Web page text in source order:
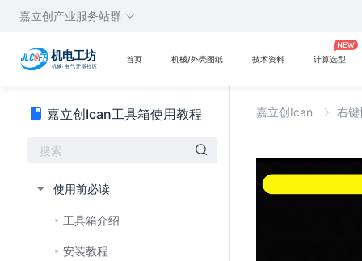
嘉立创产业服务站群
首页 机械/外壳图纸 技术资料 计算选型
嘉立创Ican工具箱使用教程
使用前必读
工具箱介绍
安装教程
嘉立创Ican 右